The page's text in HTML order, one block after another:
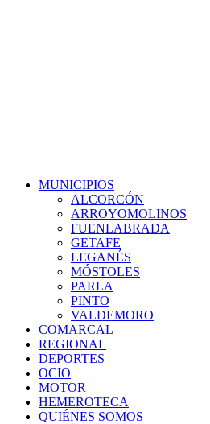
MUNICIPIOS
ALCORCÓN
ARROYOMOLINOS
FUENLABRADA
GETAFE
LEGANÉS
MÓSTOLES
PARLA
PINTO
VALDEMORO
COMARCAL
REGIONAL
DEPORTES
OCIO
MOTOR
HEMEROTECA
QUIÉNES SOMOS